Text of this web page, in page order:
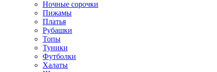
Ночные сорочки
Пижамы
Платья
Рубашки
Топы
Туники
Футболки
Халаты